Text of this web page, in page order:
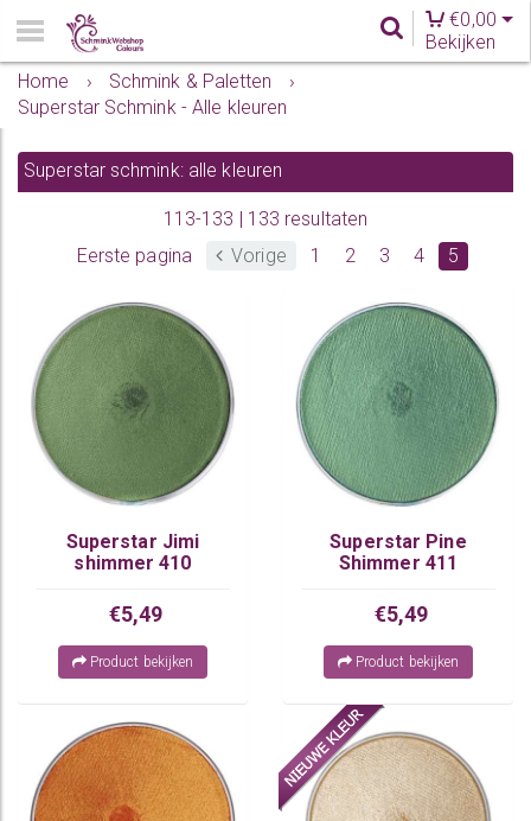
€0,00
Bekijken
Home
› Schmink & Paletten
›
Superstar Schmink - Alle kleuren
Superstar schmink: alle kleuren
113-133 | 133 resultaten
Eerste pagina
Vorige 1 2 3 4 5
Superstar Jimi
shimmer 410
€5,49
Product bekijken
Superstar Pine
Shimmer 411
€5,49
Product bekijken